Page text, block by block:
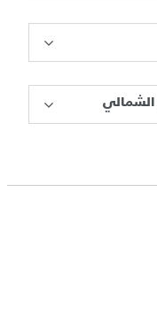
الشمالي